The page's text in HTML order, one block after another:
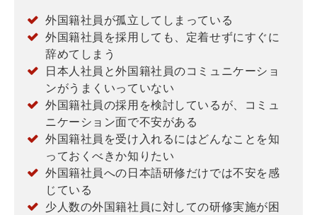
外国籍社員が孤立してしまっている
外国籍社員を採用しても、定着せずにすぐに
辞めてしまう
日本人社員と外国籍社員のコミュニケーショ
ンがうまくいっていない
外国籍社員の採用を検討しているが、コミュ
ニケーション面で不安がある
外国籍社員を受け入れるにはどんなことを知
っておくべきか知りたい
外国籍社員への日本語研修だけでは不安を感
じている
少人数の外国籍社員に対しての研修実施が困